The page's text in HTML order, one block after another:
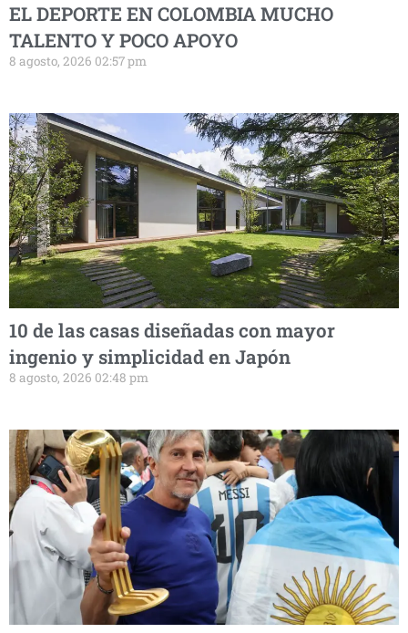
EL DEPORTE EN COLOMBIA MUCHO
TALENTO Y POCO APOYO
8 agosto, 2026 02:57 pm
10 de las casas diseñadas con mayor
ingenio y simplicidad en Japón
8 agosto, 2026 02:48 pm